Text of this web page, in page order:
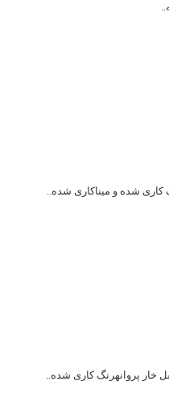
کاری شده و میناکاری شده..
خار پروانهرنگ کاری شده..